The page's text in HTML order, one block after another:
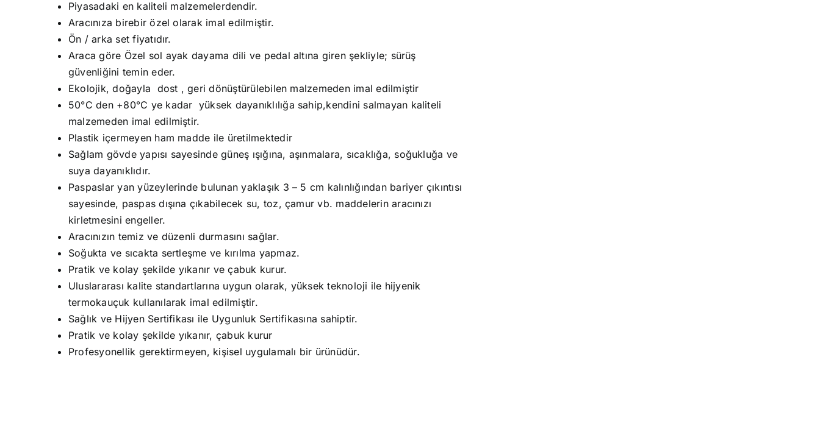
Piyasadaki en kaliteli malzemelerdendir.
Aracınıza birebir özel olarak imal edilmiştir.
Ön / arka set fiyatıdır.
Araca göre Özel sol ayak dayama dili ve pedal altına giren şekliyle; sürüş
güvenliğini temin eder.
Ekolojik, doğayla dost , geri dönüştürülebilen malzemeden imal edilmiştir
50°C den +80°C ye kadar yüksek dayanıklılığa sahip,kendini salmayan kaliteli
malzemeden imal edilmiştir.
Plastik içermeyen ham madde ile üretilmektedir
Sağlam gövde yapısı sayesinde güneş ışığına, aşınmalara, sıcaklığa, soğukluğa ve
suya dayanıklıdır.
Paspaslar yan yüzeylerinde bulunan yaklaşık 3 – 5 cm kalınlığından bariyer çıkıntısı
sayesinde, paspas dışına çıkabilecek su, toz, çamur vb. maddelerin aracınızı
kirletmesini engeller.
Aracınızın temiz ve düzenli durmasını sağlar.
Soğukta ve sıcakta sertleşme ve kırılma yapmaz.
Pratik ve kolay şekilde yıkanır ve çabuk kurur.
Uluslararası kalite standartlarına uygun olarak, yüksek teknoloji ile hijyenik
termokauçuk kullanılarak imal edilmiştir.
Sağlık ve Hijyen Sertifikası ile Uygunluk Sertifikasına sahiptir.
Pratik ve kolay şekilde yıkanır, çabuk kurur
Profesyonellik gerektirmeyen, kişisel uygulamalı bir ürünüdür.